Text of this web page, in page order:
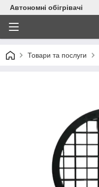
Автономні обігрівачі
Товари та послуги